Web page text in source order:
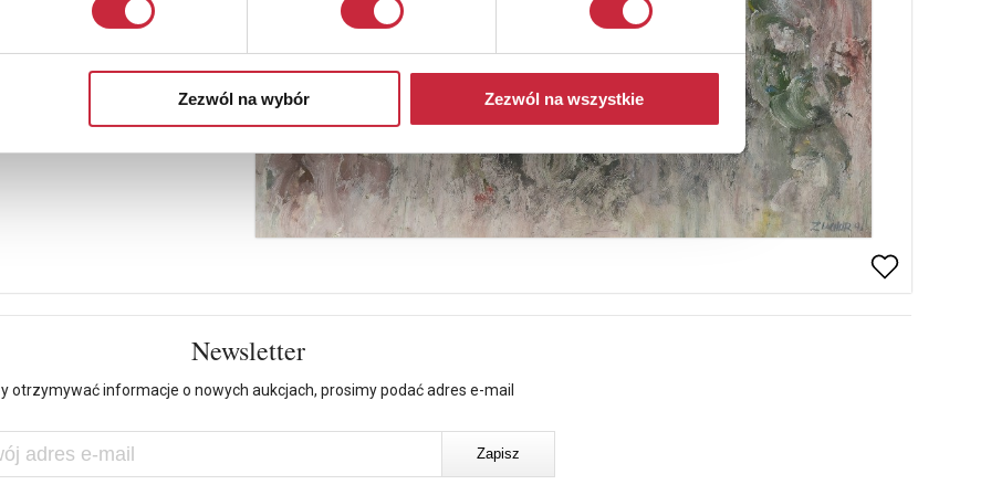
Zezwól na wybór Zezwól na wszystkie
Newsletter
otrzymywać informacje o nowych aukcjach, prosimy podać adres e-mail